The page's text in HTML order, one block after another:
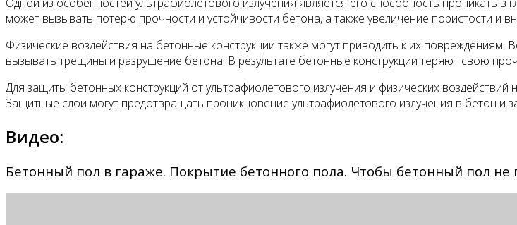
может вызывать потерю прочности и устойчивости бетона, а также увеличение пористости и
Физические воздействия на бетонные конструкции также могут приводить к их
вызывать трещины и разрушение бетона. В результате бетонные конструкции теряют свою
Для защиты бетонных конструкций от ультрафиолетового излучения и физических
Защитные слои могут предотвращать проникновение ультрафиолетового излучения в бетон и
Видео:
Бетонный пол в гараже. Покрытие бетонного пола. Чтобы бетонный пол не